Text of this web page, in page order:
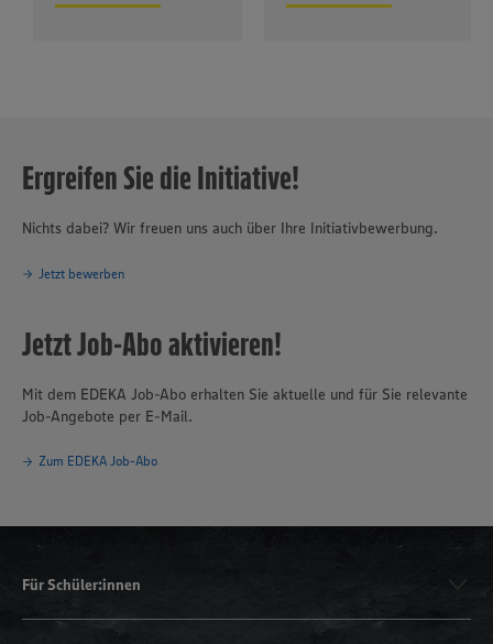
Ergreifen Sie die Initiative!
Nichts dabei? Wir freuen uns auch über Ihre Initiativbewerbung.
Jetzt bewerben
Jetzt Job-Abo aktivieren!
Mit dem EDEKA Job-Abo erhalten Sie aktuelle und für Sie relevante
Job-Angebote per E-Mail.
Zum EDEKA Job-Abo
Für Schüler:innen